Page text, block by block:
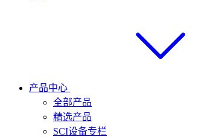
产品中心
全部产品
精选产品
SCI设备专栏